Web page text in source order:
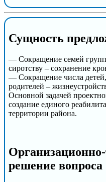
Сущность
— Сокращение семей
сиротству – сохранение
— Сокращение числа
родителей –
Основной задачей
создание единого
территории района.
решение вопроса